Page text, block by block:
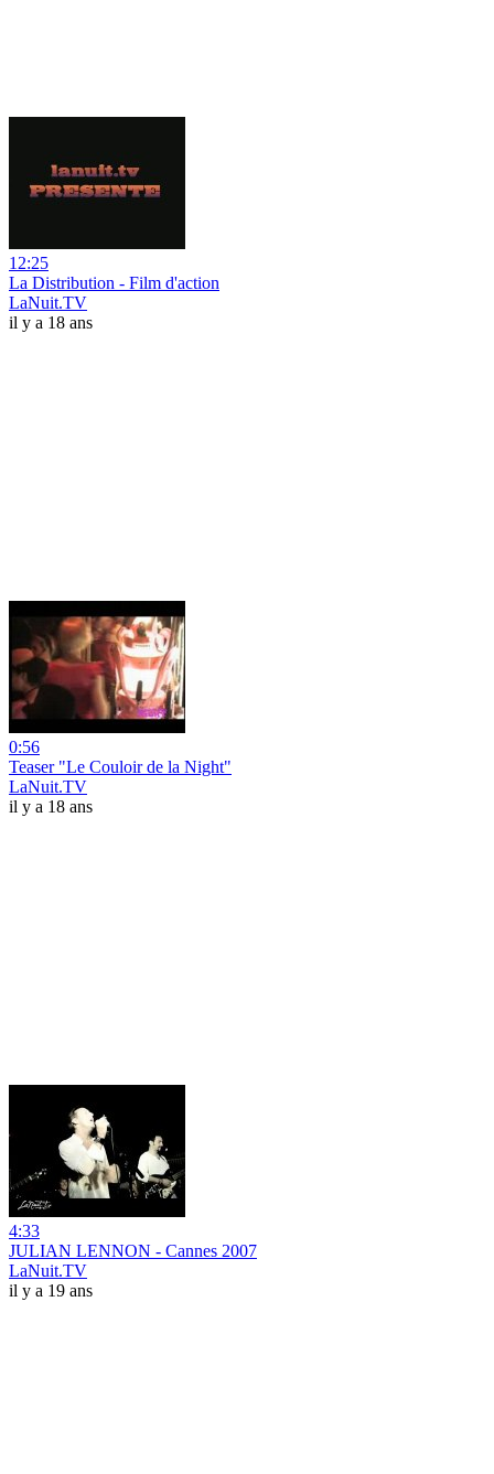
12:25
La Distribution - Film d'action
LaNuit.TV
il y a 18 ans
0:56
Teaser "Le Couloir de la Night"
LaNuit.TV
il y a 18 ans
4:33
JULIAN LENNON - Cannes 2007
LaNuit.TV
il y a 19 ans